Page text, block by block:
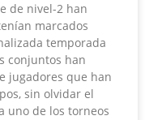
de nivel-2 han
marcados
temporada
conjuntos han
jugadores que han
sin olvidar el
uno de los torneos